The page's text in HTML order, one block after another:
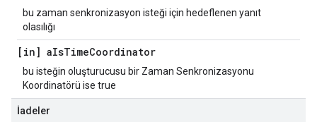
bu zaman senkronizasyon isteği için hedeflenen yanıt
olasılığı
[in] aIsTimeCoordinator
bu isteğin oluşturucusu bir Zaman Senkronizasyonu
Koordinatörü ise true
İadeler